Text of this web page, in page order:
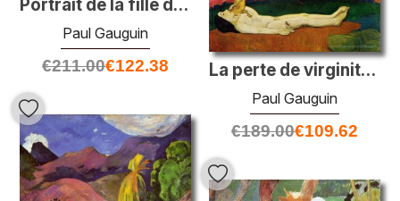
Portrait de la fille de Gaugin Aline
Paul Gauguin
€211.00€122.38 La perte de virginité (éveil du printemps)
Paul Gauguin
€189.00€109.62